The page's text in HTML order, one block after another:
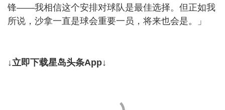
锋——我相信这个安排对球队是最佳选择。但正如我
所说，沙拿一直是球会重要一员，将来也会是。」
↓立即下载星岛头条App↓